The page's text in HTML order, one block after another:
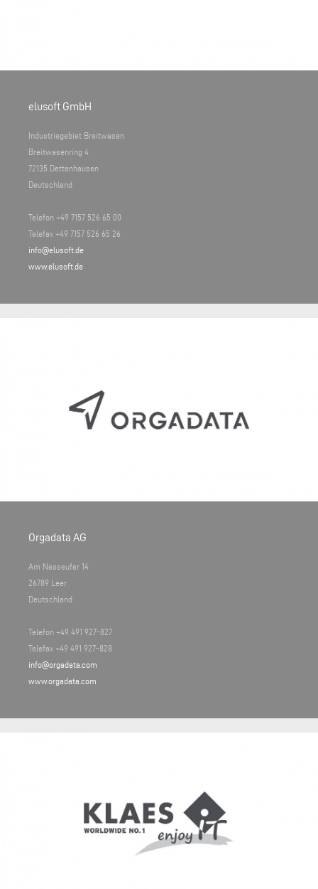
elusoft GmbH
Industriegebiet Breitwasen
Breitwasenring 4
72135 Dettenhausen
Deutschland
Telefon +49 7157 526 65 00
Telefax +49 7157 526 65 26
info@elusoft.de
www.elusoft.de
Orgadata AG
Am Nesseufer 14
26789 Leer
Deutschland
Telefon +49 491 927-827
Telefax +49 491 927-828
info@orgadata.com
www.orgadata.com